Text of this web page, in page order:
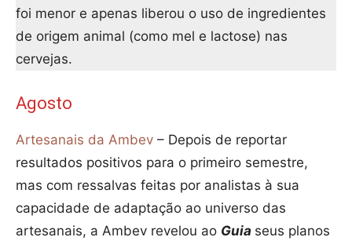
foi menor e apenas liberou o uso de ingredientes
de origem animal (como mel e lactose) nas
cervejas.
Agosto
Artesanais da Ambev – Depois de reportar
resultados positivos para o primeiro semestre,
mas com ressalvas feitas por analistas à sua
capacidade de adaptação ao universo das
artesanais, a Ambev revelou ao Guia seus planos